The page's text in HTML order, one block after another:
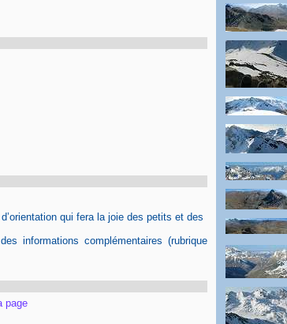
qui fera la joie des petits et des
informations complémentaires (rubrique
page